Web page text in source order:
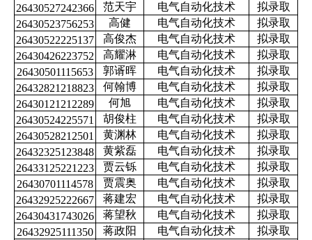
26430527242366
范天宇 电气自动化技术
拟录取
26430523756253
高健 电气自动化技术
拟录取
26430522225137
高俊杰 电气自动化技术
拟录取
26430426223752
高耀淋 电气自动化技术
拟录取
26430501115653
郭谞晖 电气自动化技术
拟录取
26432821218823
何翰博 电气自动化技术
拟录取
26430121212289
何旭 电气自动化技术
拟录取
26430524225571
胡俊柱 电气自动化技术
拟录取
26430528212501
黄渊林 电气自动化技术
拟录取
26432325123848
黄紫磊 电气自动化技术
拟录取
26433125221223
贾云铄 电气自动化技术
拟录取
26430701114578
贾震奥 电气自动化技术
拟录取
26432925222667
蒋建宏 电气自动化技术
拟录取
26430431743026
蒋望秋 电气自动化技术
拟录取
26432925111350
蒋政阳 电气自动化技术
拟录取